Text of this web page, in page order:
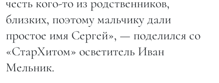
честь кого-то из родственников,
близких, поэтому мальчику дали
простое имя Сергей», — поделился со
«СтарХитом» осветитель Иван
Мельник.